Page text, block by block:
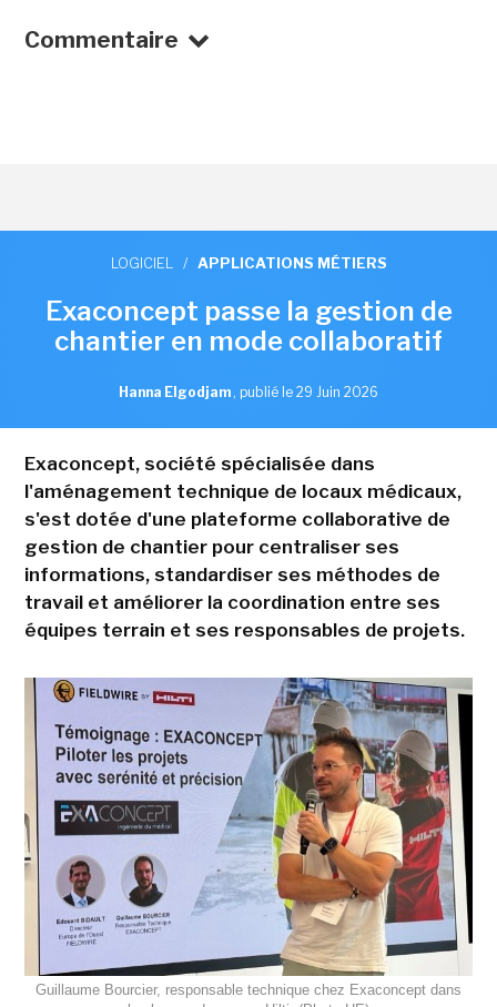
Commentaire
LOGICIEL / APPLICATIONS MÉTIERS
Exaconcept passe la gestion de
chantier en mode collaboratif
Hanna Elgodjam , publié le 29 Juin 2026
Exaconcept, société spécialisée dans
l'aménagement technique de locaux médicaux,
s'est dotée d'une plateforme collaborative de
gestion de chantier pour centraliser ses
informations, standardiser ses méthodes de
travail et améliorer la coordination entre ses
équipes terrain et ses responsables de projets.
Guillaume Bourcier, responsable technique chez Exaconcept dans